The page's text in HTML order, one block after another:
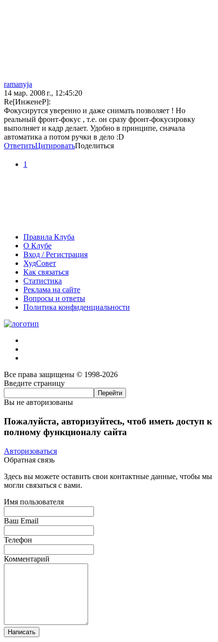
ramanyja
14 мар. 2008 г., 12:45:20
Re[ИнженеР]:
Фокусирутся уверенно и даже снимать позволяет ! Но
реальный фронт-фокус , т.е. он сразу фронт-фокусировку
выполняет и кадр делает. Удобно в принципе, сначала
автоматика а потом ручки в дело :D
ОтветитьЦитироватьПоделиться
1
Правила Клуба
О Клубе
Вход / Регистрация
ХудСовет
Как связаться
Статистика
Реклама на сайте
Вопросы и ответы
Политика конфиденциальности
Все права защищены © 1998-2026
Введите страницу
Вы не авторизованы
Пожалуйста, авторизуйтесь, чтоб иметь доступ к
полному функционалу сайта
Авторизоваться
Обратная связь
Здесь вы можете оставить свои контактные данные, чтобы мы
могли связаться с вами.
Имя пользователя
Ваш Email
Телефон
Комментарий
Написать